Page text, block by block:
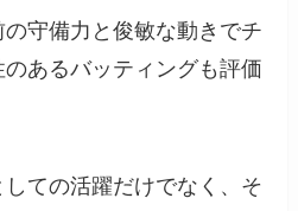
守備力と俊敏な動きでチ
あるバッティングも評価
ての活躍だけでなく、そ